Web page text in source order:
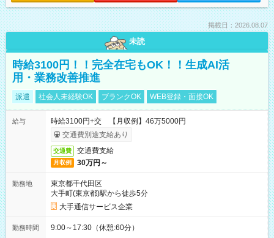
掲載日：2026.08.07
未読
時給3100円！！完全在宅もOK！！生成AI活
用・業務改善推進
派遣 社会人未経験OK ブランクOK WEB登録・面接OK
給与
時給3100円+交 【月収例】46万5000円
交通費別途支給あり
交通費 交通費支給
月収例 30万円～
勤務地
東京都千代田区
大手町(東京都)駅から徒歩5分
大手通信サービス企業
勤務時間 9:00～17:30（休憩:60分）